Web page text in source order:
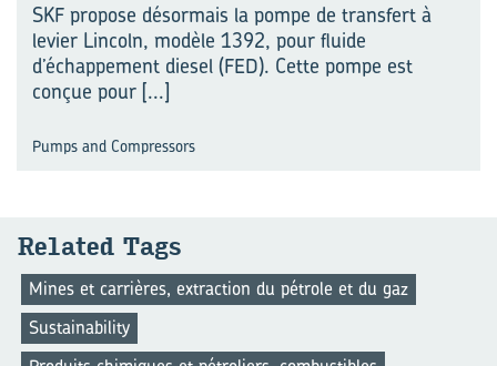
SKF propose désormais la pompe de transfert à
levier Lincoln, modèle 1392, pour fluide
d’échappement diesel (FED). Cette pompe est
conçue pour [...]
Pumps and Compressors
Re­la­ted Tags
Mines et carrières, extraction du pétrole et du gaz
Sustainability